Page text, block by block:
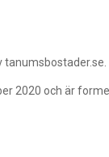
2020 och är